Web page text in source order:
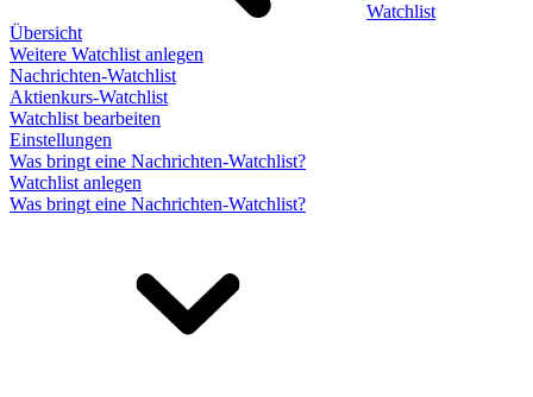
Watchlist
Übersicht
Weitere Watchlist anlegen
Nachrichten-Watchlist
Aktienkurs-Watchlist
Watchlist bearbeiten
Einstellungen
Was bringt eine Nachrichten-Watchlist?
Watchlist anlegen
Was bringt eine Nachrichten-Watchlist?